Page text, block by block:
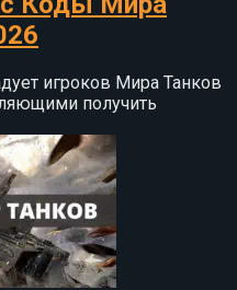
игроков Мира Танков
получить